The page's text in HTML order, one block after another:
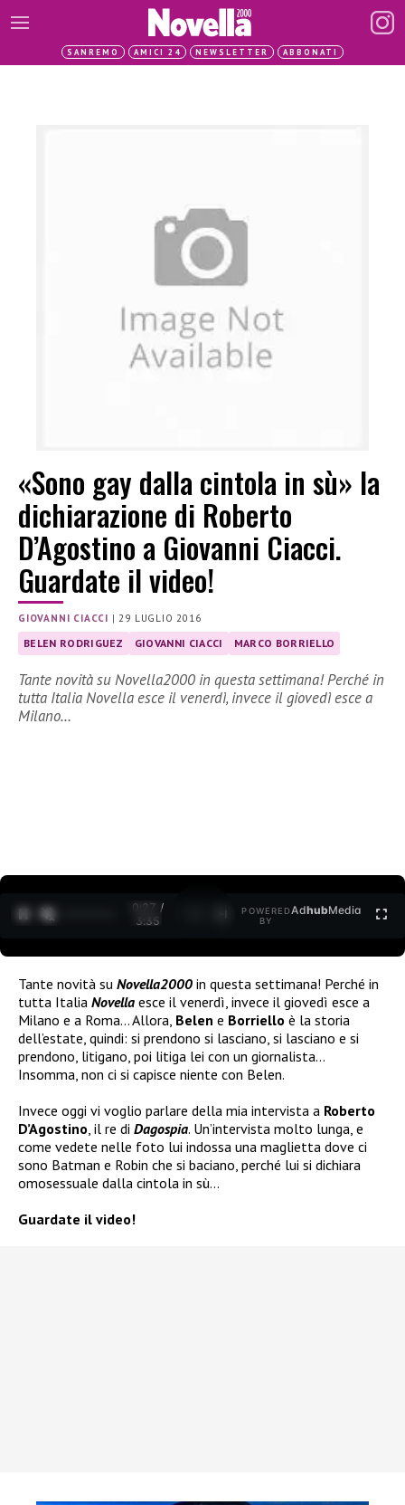
SANREMO AMICI 24 NEWSLETTER ABBONATI
«Sono gay dalla cintola in sù» la
dichiarazione di Roberto
D’Agostino a Giovanni Ciacci.
Guardate il video!
GIOVANNI CIACCI | 29 LUGLIO 2016
BELEN RODRIGUEZ GIOVANNI CIACCI MARCO BORRIELLO
Tante novità su Novella2000 in questa settimana! Perché in
tutta Italia Novella esce il venerdì, invece il giovedì esce a
Milano…
0:28 /
3:35
POWERED
BY
AdhubMedia
Tante novità su Novella2000 in questa settimana! Perché in
tutta Italia Novella esce il venerdì, invece il giovedì esce a
Milano e a Roma… Allora, Belen e Borriello è la storia
dell’estate, quindi: si prendono si lasciano, si lasciano e si
prendono, litigano, poi litiga lei con un giornalista…
Insomma, non ci si capisce niente con Belen.
Invece oggi vi voglio parlare della mia intervista a Roberto
D’Agostino, il re di Dagospia. Un’intervista molto lunga, e
come vedete nelle foto lui indossa una maglietta dove ci
sono Batman e Robin che si baciano, perché lui si dichiara
omosessuale dalla cintola in sù…
Guardate il video!